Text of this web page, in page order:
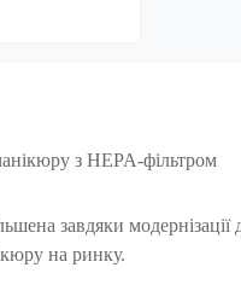
з HEPA-фільтром
завдяки модернізації
на ринку.